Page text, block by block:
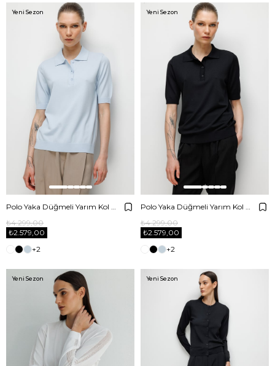
Polo Yaka Düğmeli Yarım Kol Triko
₺2.579,00
₺4.299,00
+2
Yeni Sezon
Polo Yaka Düğmeli Yarım Kol Triko
₺2.579,00
₺4.299,00
+2
Yeni Sezon
Yeni Sezon Yeni Sezon